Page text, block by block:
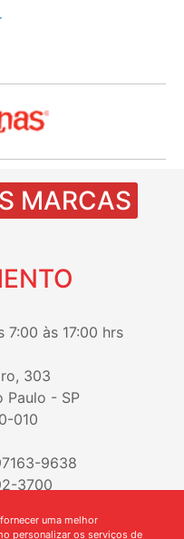
MARCAS
7:00 às 17:00 hrs
303
Paulo - SP
010
9638
3700
uma melhor
personalizar os serviços de